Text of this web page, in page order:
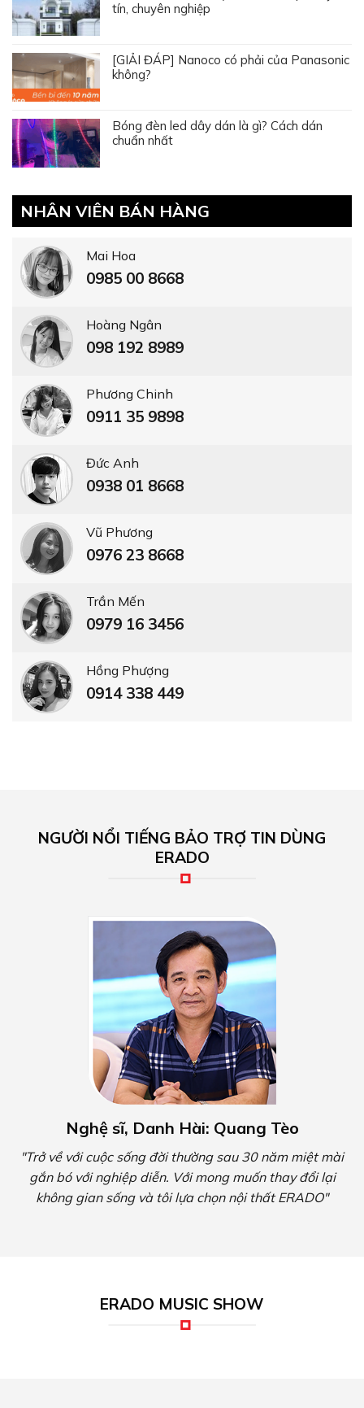
tín, chuyên nghiệp
[GIẢI ĐÁP] Nanoco có phải của Panasonic
không?
Bóng đèn led dây dán là gì? Cách dán
chuẩn nhất
NHÂN VIÊN BÁN HÀNG
Mai Hoa
0985 00 8668
Hoàng Ngân
098 192 8989
Phương Chinh
0911 35 9898
Đức Anh
0938 01 8668
Vũ Phương
0976 23 8668
Trần Mến
0979 16 3456
Hồng Phượng
0914 338 449
NGƯỜI NỔI TIẾNG BẢO TRỢ TIN DÙNG
ERADO
Nghệ sĩ, Danh Hài: Quang Tèo
"Trở về với cuộc sống đời thường sau 30 năm miệt mài
gắn bó với nghiệp diễn. Với mong muốn thay đổi lại
không gian sống và tôi lựa chọn nội thất ERADO"
ERADO MUSIC SHOW